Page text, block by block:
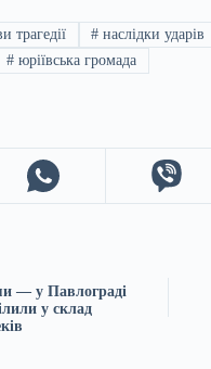
трагедії # наслідки ударів
# юріївська громада
— у Павлограді
у склад